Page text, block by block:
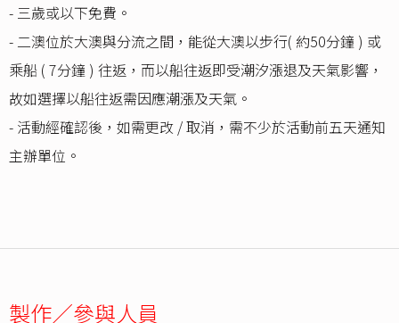
- 三歲或以下免費。
- 二澳位於大澳與分流之間，能從大澳以步行( 約50分鐘 ) 或
乘船 ( 7分鐘 ) 往返，而以船往返即受潮汐漲退及天氣影響，
故如選擇以船往返需因應潮漲及天氣。
- 活動經確認後，如需更改 / 取消，需不少於活動前五天通知
主辦單位。
製作／參與人員